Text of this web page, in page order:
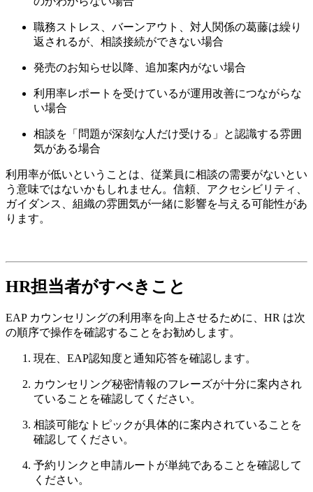
職務ストレス、バーンアウト、対人関係の葛藤は繰り
返されるが、相談接続ができない場合
発売のお知らせ以降、追加案内がない場合
利用率レポートを受けているが運用改善につながらな
い場合
相談を「問題が深刻な人だけ受ける」と認識する雰囲
気がある場合
利用率が低いということは、従業員に相談の需要がないとい
う意味ではないかもしれません。信頼、アクセシビリティ、
ガイダンス、組織の雰囲気が一緒に影響を与える可能性があ
ります。
HR担当者がすべきこと
EAP カウンセリングの利用率を向上させるために、HR は次
の順序で操作を確認することをお勧めします。
現在、EAP認知度と通知応答を確認します。
カウンセリング秘密情報のフレーズが十分に案内され
ていることを確認してください。
相談可能なトピックが具体的に案内されていることを
確認してください。
予約リンクと申請ルートが単純であることを確認して
ください。